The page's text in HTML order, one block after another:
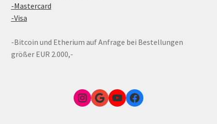
-Mastercard
-Visa
-Bitcoin und Etherium auf Anfrage bei Bestellungen
größer EUR 2.000,-
Instagram
Google Link zum FunShop WienYouTubeFacebook